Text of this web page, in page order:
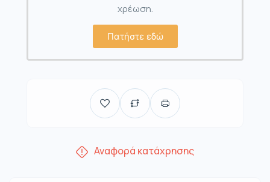
χρέωση.
Πατήστε εδώ
Αναφορά κατάχρησης